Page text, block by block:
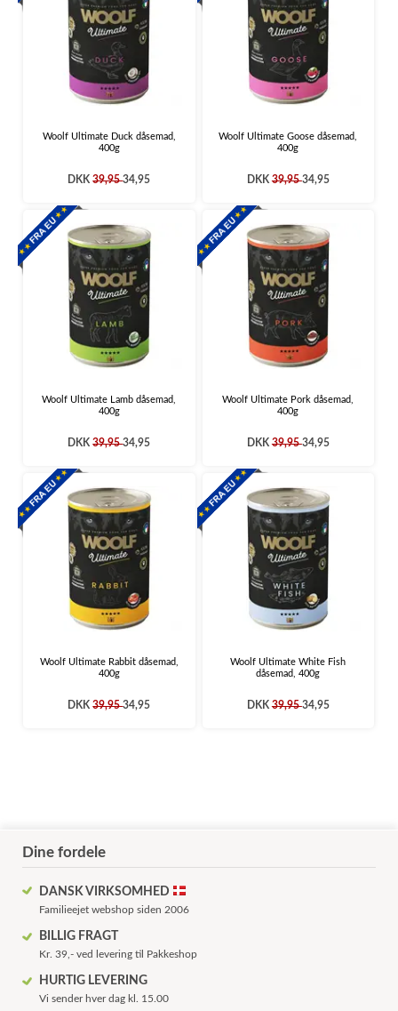
Woolf Ultimate Duck dåsemad,
400g
DKK39,9534,95
Woolf Ultimate Goose dåsemad,
400g
DKK39,9534,95
Woolf Ultimate Lamb dåsemad,
400g
DKK39,9534,95
Woolf Ultimate Pork dåsemad,
400g
DKK39,9534,95
Woolf Ultimate Rabbit dåsemad,
400g
DKK39,9534,95
Woolf Ultimate White Fish
dåsemad, 400g
DKK39,9534,95
Dine fordele
DANSK VIRKSOMHED
Familieejet webshop siden 2006
BILLIG FRAGT
Kr. 39,- ved levering til Pakkeshop
HURTIG LEVERING
Vi sender hver dag kl. 15.00